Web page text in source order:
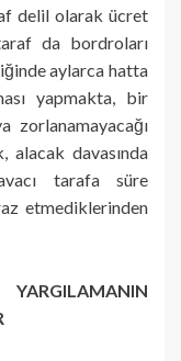
delil olarak ücret
da bordroları
aylarca hatta
yapmakta, bir
zorlanamayacağı
alacak davasında
tarafa süre
etmediklerinden